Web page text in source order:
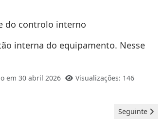
do controlo interno
interna do equipamento. Nesse
em 30 abril 2026 Visualizações: 146
Artigo
Seguinte